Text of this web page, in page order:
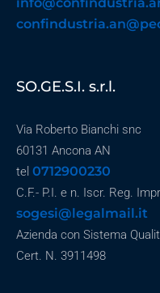
SO.GE.S.I. s.r.l.
Via Roberto Bianchi snc
60131 Ancona AN
tel 0712900230
C.F.- P.I. e n. Iscr. Reg.
sogesi@legalmail.it
Azienda con Sistema
Cert. N. 3911498